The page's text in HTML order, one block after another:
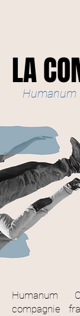
LA
Humanum
Humanum
compagnie